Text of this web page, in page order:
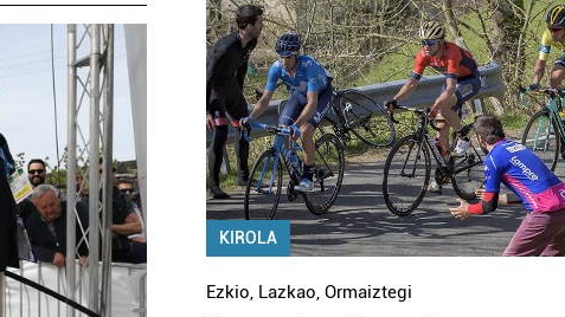
KIROLA
Ezkio, Lazkao,Ormaiztegi